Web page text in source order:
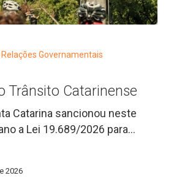
Relações Governamentais
Trânsito Catarinense
Catarina sancionou neste
a Lei 19.689/2026 para…
2026